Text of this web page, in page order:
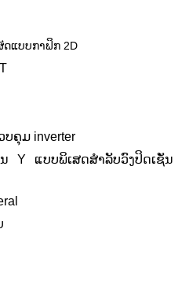
ແບບກາຟິກ 2D
ຄຸມ inverter
Y ແບບພິເສດສໍາລັບວົງປິດເຊັ່ນ